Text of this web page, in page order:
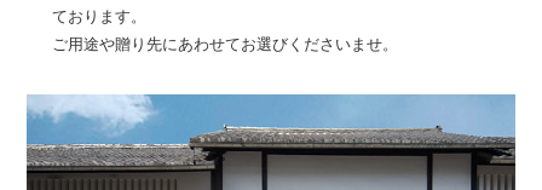
ております。
ご用途や贈り先にあわせてお選びくださいませ。